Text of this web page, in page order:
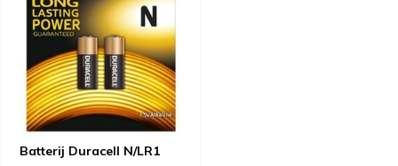
Batterij Duracell N/LR1